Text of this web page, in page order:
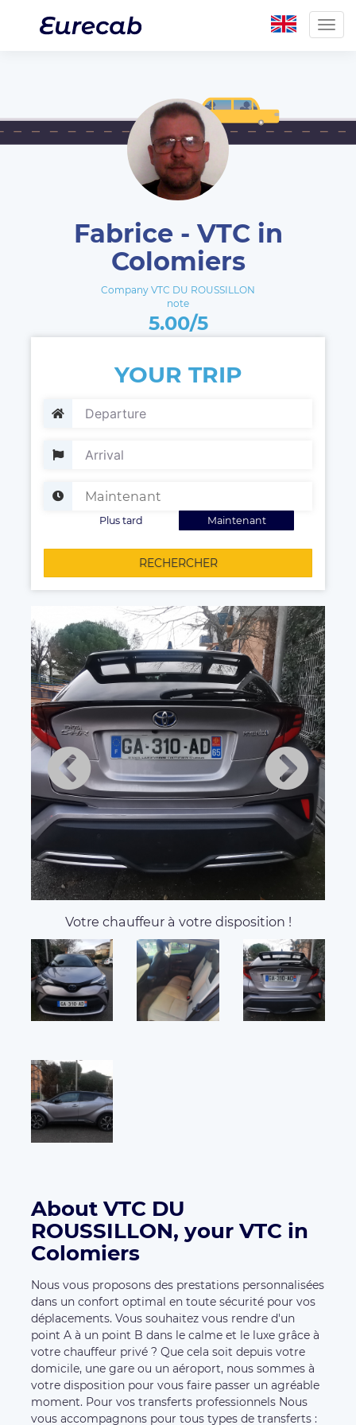
Fabrice - VTC in
Colomiers
Company VTC DU ROUSSILLON
note
5.00/5
YOUR TRIP
Maintenant
Plus tard
RECHERCHER
Votre chauffeur à votre disposition !
About VTC DU
ROUSSILLON, your VTC in
Colomiers
Nous vous proposons des prestations personnalisées
dans un confort optimal en toute sécurité pour vos
point A à un point B dans le calme et le luxe grâce à
votre chauffeur privé ? Que cela soit depuis votre
domicile, une gare ou un aéroport, nous sommes à
votre disposition pour vous faire passer un agréable
moment. Pour vos transferts professionnels Nous
vous accompagnons pour tous types de transferts :
pourrez sereinement profiter des rafraîchissements
et autres services à bord mis à votre disposition
pendant votre course. Pour vos transferts
personnels Vous pourrez avoir recours à nos services
la gare vous conduire à l’hôtel, au restaurant ou salle
de spectacle vous accompagner sur votre lieu de
shopping
Available vehicles:
Affaires VOLVO XC 60
4 Seats 4Luggages